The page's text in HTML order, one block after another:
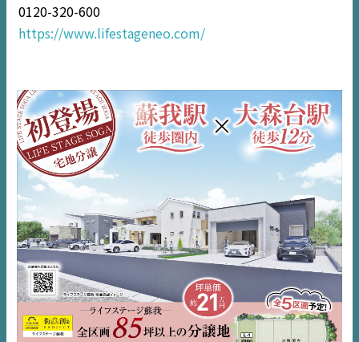
NEWS
EVENT
住宅情報誌ミッケル
市原エリア
千葉エリア
エリア
デジタルサイネージ
0120-320-600
https://www.lifestageneo.com/